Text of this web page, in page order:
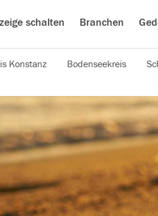
schalten Branchen
Konstanz Bodenseekreis